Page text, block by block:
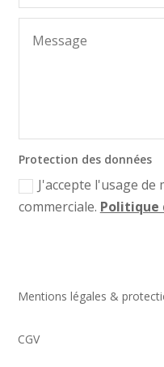
Protection des données
J'accepte l'usage
commerciale. Politique
Mentions légales &
CGV